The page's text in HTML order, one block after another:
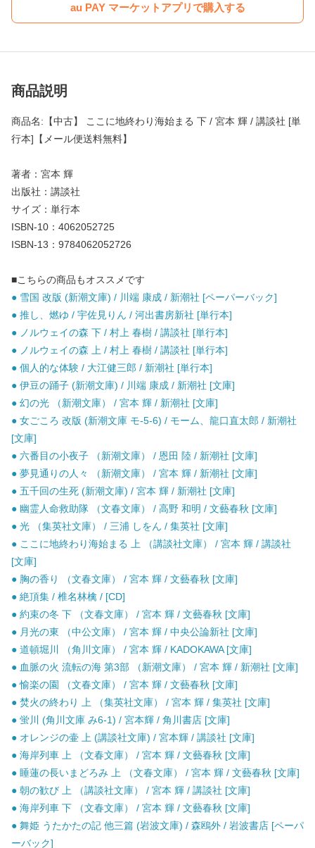
au PAY マーケットアプリで購入する
商品説明
商品名:【中古】 ここに地終わり海始まる 下 / 宮本 輝 / 講談社 [単
行本]【メール便送料無料】
著者：宮本 輝
出版社：講談社
サイズ：単行本
ISBN-10：4062052725
ISBN-13：9784062052726
■こちらの商品もオススメです
● 雪国 改版 (新潮文庫) / 川端 康成 / 新潮社 [ペーパーバック]
● 推し、燃ゆ / 宇佐見りん / 河出書房新社 [単行本]
● ノルウェイの森 下 / 村上 春樹 / 講談社 [単行本]
● ノルウェイの森 上 / 村上 春樹 / 講談社 [単行本]
● 個人的な体験 / 大江健三郎 / 新潮社 [単行本]
● 伊豆の踊子 (新潮文庫) / 川端 康成 / 新潮社 [文庫]
● 幻の光 （新潮文庫） / 宮本 輝 / 新潮社 [文庫]
● 女ごころ 改版 (新潮文庫 モ-5-6) / モーム、龍口直太郎 / 新潮社
[文庫]
● 六番目の小夜子 （新潮文庫） / 恩田 陸 / 新潮社 [文庫]
● 夢見通りの人々 （新潮文庫） / 宮本 輝 / 新潮社 [文庫]
● 五千回の生死 (新潮文庫) / 宮本 輝 / 新潮社 [文庫]
● 幽霊人命救助隊 （文春文庫） / 高野 和明 / 文藝春秋 [文庫]
● 光 （集英社文庫） / 三浦 しをん / 集英社 [文庫]
● ここに地終わり海始まる 上 （講談社文庫） / 宮本 輝 / 講談社
[文庫]
● 胸の香り （文春文庫） / 宮本 輝 / 文藝春秋 [文庫]
● 絶頂集 / 椎名林檎 / [CD]
● 約束の冬 下 （文春文庫） / 宮本 輝 / 文藝春秋 [文庫]
● 月光の東 （中公文庫） / 宮本 輝 / 中央公論新社 [文庫]
● 道頓堀川 （角川文庫） / 宮本 輝 / KADOKAWA [文庫]
● 血脈の火 流転の海 第3部 （新潮文庫） / 宮本 輝 / 新潮社 [文庫]
● 愉楽の園 （文春文庫） / 宮本 輝 / 文藝春秋 [文庫]
● 焚火の終わり 上 （集英社文庫） / 宮本 輝 / 集英社 [文庫]
● 蛍川 (角川文庫 み6-1) / 宮本輝 / 角川書店 [文庫]
● オレンジの壷 上 (講談社文庫) / 宮本輝 / 講談社 [文庫]
● 海岸列車 上 （文春文庫） / 宮本 輝 / 文藝春秋 [文庫]
● 睡蓮の長いまどろみ 上 （文春文庫） / 宮本 輝 / 文藝春秋 [文庫]
● 朝の歓び 上 （講談社文庫） / 宮本 輝 / 講談社 [文庫]
● 海岸列車 下 （文春文庫） / 宮本 輝 / 文藝春秋 [文庫]
● 舞姫 うたかたの記 他三篇 (岩波文庫) / 森鴎外 / 岩波書店 [ペーパ
ーバック]